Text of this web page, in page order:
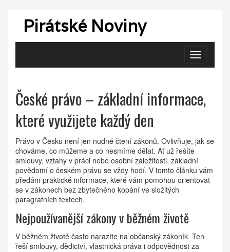
Pirátské Noviny
Zobrazit
navigaci
České právo – základní informace,
které využijete každý den
Právo v Česku není jen nudné čtení zákonů. Ovlivňuje, jak se
chováme, co můžeme a co nesmíme dělat. Ať už řešíte
smlouvy, vztahy v práci nebo osobní záležitosti, základní
povědomí o českém právu se vždy hodí. V tomto článku vám
předám praktické informace, které vám pomohou orientovat
se v zákonech bez zbytečného kopání ve složitých
paragrafních textech.
Nejpoužívanější zákony v běžném životě
V běžném životě často narazíte na občanský zákoník. Ten
řeší smlouvy, dědictví, vlastnická práva i odpovědnost za